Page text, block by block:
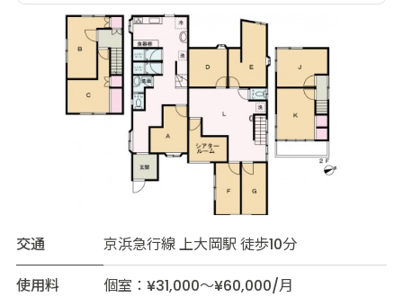
交通
京浜急行線 上大岡駅 徒歩10分
使用料
個室：¥31,000～¥60,000/月